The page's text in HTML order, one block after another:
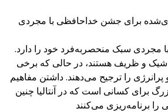
برای جشن خداحافظی با مجردی
سبک منحصربه‌فرد خود را دارد.
و ظریف هستند، در حالی که برخی
را ترجیح می‌دهند. داشتن مفاهیم
برای کسانی است که در آنتالیا چنین